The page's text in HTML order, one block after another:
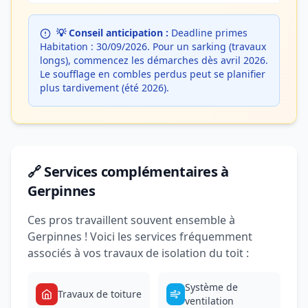
💡 Conseil anticipation : Deadline primes
Habitation : 30/09/2026. Pour un sarking (travaux
longs), commencez les démarches dès avril 2026.
Le soufflage en combles perdus peut se planifier
plus tardivement (été 2026).
🔗 Services complémentaires à
Gerpinnes
Ces pros travaillent souvent ensemble à
Gerpinnes ! Voici les services fréquemment
associés à vos travaux de isolation du toit :
Travaux de toiture
Système de
ventilation